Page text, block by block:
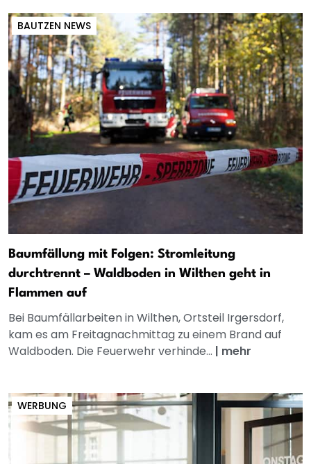
BAUTZEN NEWS
Baumfällung mit Folgen: Stromleitung
durchtrennt – Waldboden in Wilthen geht in
Flammen auf
Bei Baumfällarbeiten in Wilthen, Ortsteil Irgersdorf,
kam es am Freitagnachmittag zu einem Brand auf
Waldboden. Die Feuerwehr verhinde... | mehr
WERBUNG